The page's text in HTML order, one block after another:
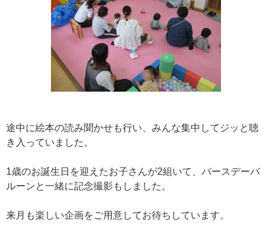
途中に絵本の読み聞かせも行い、みんな集中してジッと聴
き入っていました。
1歳のお誕生日を迎えたお子さんが2組いて、バースデーバ
ルーンと一緒に記念撮影もしました。
来月も楽しい企画をご用意してお待ちしています。